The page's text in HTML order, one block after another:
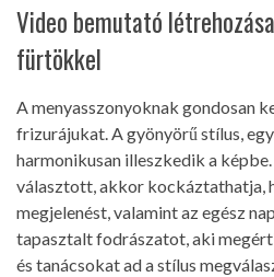
Video bemutató
fürtökkel
A menyasszonyoknak gondosan
frizurájukat. A gyönyörű stílus,
harmonikusan illeszkedik a
választott, akkor kockáztathatja,
megjelenést, valamint az egész
tapasztalt fodrászatot, aki
és tanácsokat ad a stílus